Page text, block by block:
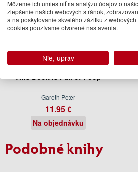
This Book is Full of Poop
Gareth Peter
11.95 €
Na objednávku
Podobné knihy
Môžeme ich umiestniť na analýzu údajov o
zlepšenie našich webových stránok,
a na poskytovanie skvelého zážitku z
cookies používame otvorené nastavenia.
Nie, uprav